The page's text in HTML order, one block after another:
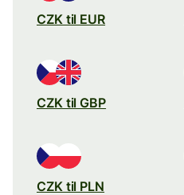
CZK til EUR
CZK til GBP
CZK til PLN